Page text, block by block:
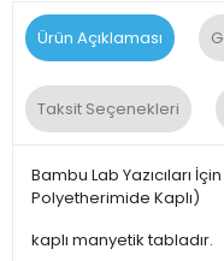
Ürün Açıklaması
Taksit Seçenekleri
Bambu Lab Yazıcıları
Polyetherimide Kaplı)
kaplı manyetik tabladır.